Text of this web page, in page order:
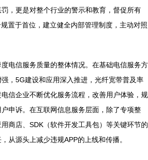
，更是对整个行业的警示和教育，督促所有
置于首位，建立健全内部管理制度，主动对照
电信服务质量的整体情况。在基础电信服务方
，5G建设和应用深入推进，光纤宽带普及率
信企业不断优化服务流程，改善用户体验，规
申诉。在互联网信息服务层面，除了专项整
商店、SDK（软件开发工具包）等关键环节的
从源头上减少违规APP的上线和传播。